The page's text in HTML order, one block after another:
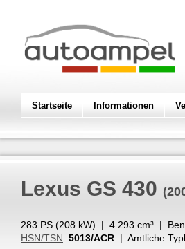
Startseite Informationen
Lexus GS 430
283 PS (208 kW) | 4.293 cm³ |
HSN/TSN: 5013/ACR | Amtliche